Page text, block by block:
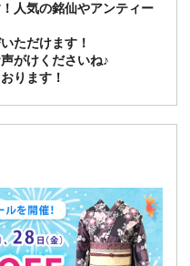
人気の銘仙やアンティー
ただけます！
がけくださいね♪
ります！